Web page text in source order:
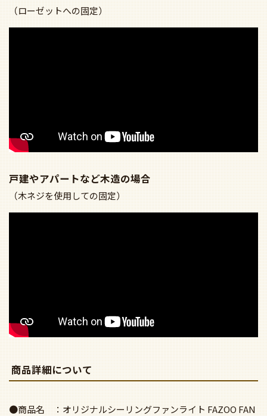
（ローゼットへの固定）
戸建やアパートなど木造の場合
（木ネジを使用しての固定）
商品詳細について
●商品名 ：オリジナルシーリングファンライト FAZOO FAN